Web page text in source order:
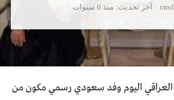
آخر تحديث منذ 6 سنوات
العراقي اليوم وفد سعودي رسمي مكون من